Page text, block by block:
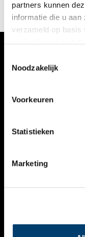
partners kunnen
informatie die u
verzameld op basis
Noodzakelijk
Voorkeuren
Statistieken
Marketing
verbeelding spreekt.
VERHALEN
KALENDER
THEMA’S
VIDEO’S
CONTACT